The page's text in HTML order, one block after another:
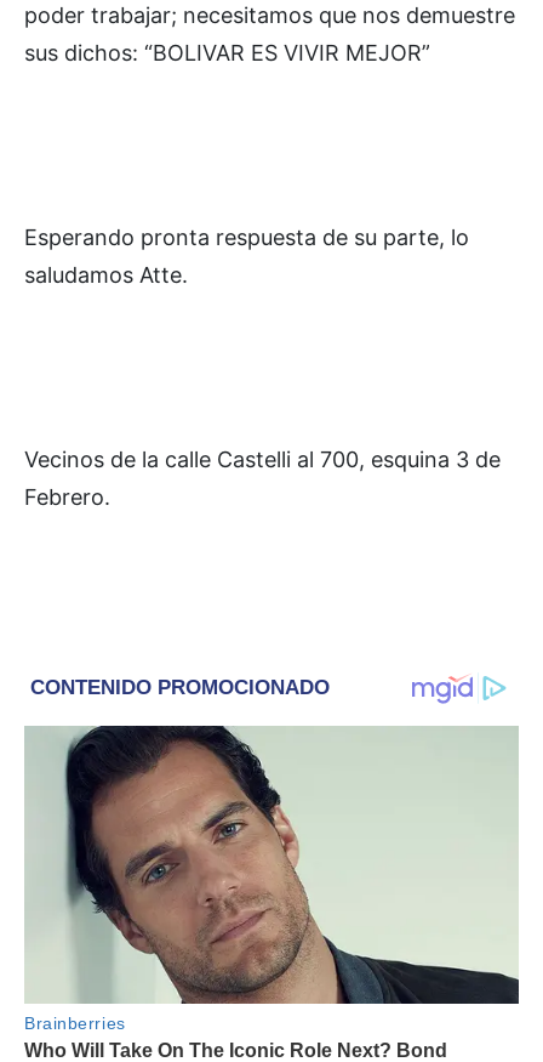
poder trabajar; necesitamos que nos demuestre
sus dichos: “BOLIVAR ES VIVIR MEJOR”
Esperando pronta respuesta de su parte, lo
saludamos Atte.
Vecinos de la calle Castelli al 700, esquina 3 de
Febrero.